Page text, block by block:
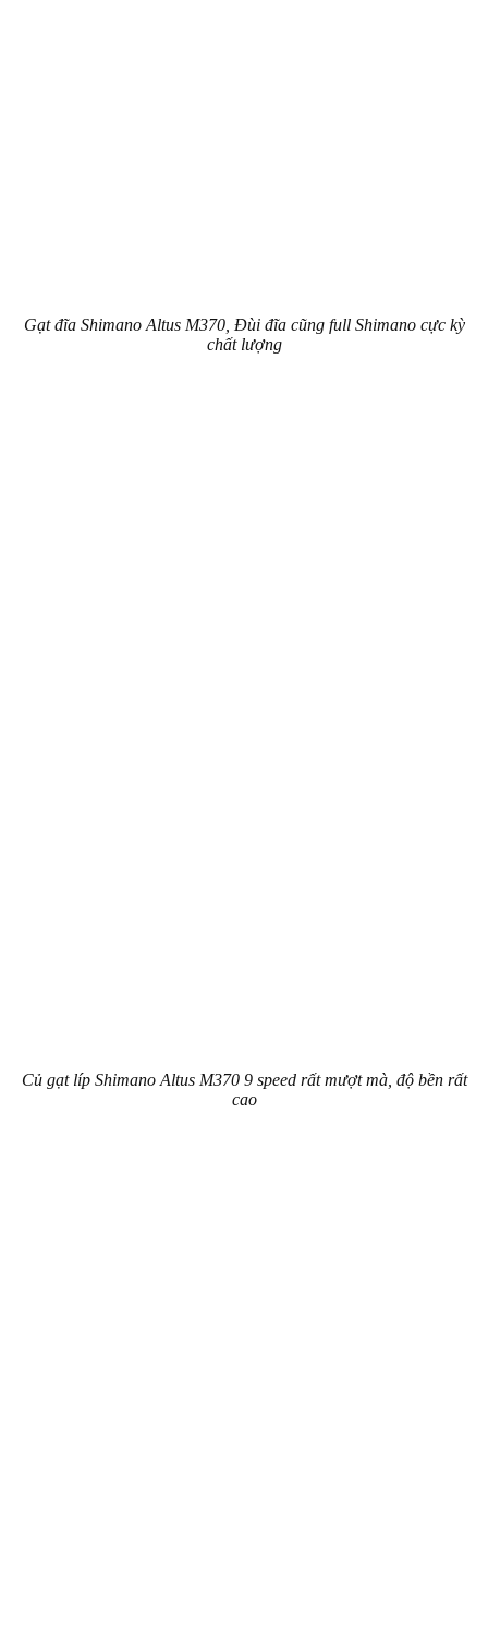
Gạt đĩa Shimano Altus M370, Đùi đĩa cũng full Shimano cực kỳ
chất lượng
Củ gạt líp Shimano Altus M370 9 speed rất mượt mà, độ bền rất
cao